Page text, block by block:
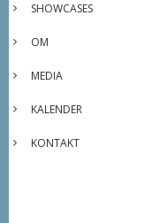
SHOWCASES
OM
MEDIA
KALENDER
KONTAKT